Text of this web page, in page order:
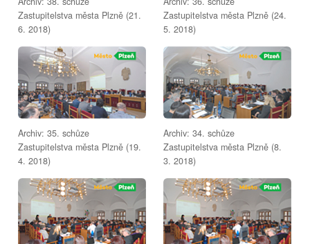
Zastupitelstva města Plzně (21.
6. 2018)
Zastupitelstva města Plzně (24.
5. 2018)
Archiv: 35. schůze
Zastupitelstva města Plzně (19.
4. 2018)
Archiv: 34. schůze
Zastupitelstva města Plzně (8.
3. 2018)